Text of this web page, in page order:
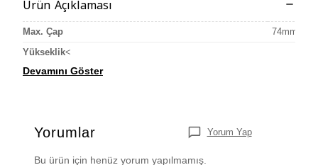
Ürün Açıklaması
Max. Çap
74mm
Yükseklik<
Devamını Göster
Yorumlar Yorum Yap
Bu ürün için henüz yorum yapılmamış.